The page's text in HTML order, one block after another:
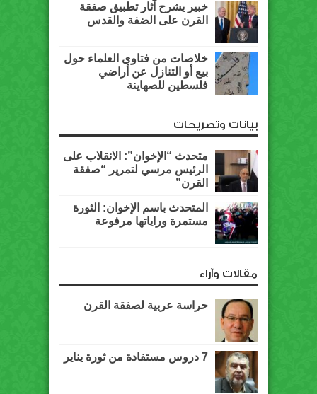
خبير يشرح آثار تطبيق صفقة
القرن على الضفة والقدس
خلاصات من فتاوى العلماء حول
بيع أو التنازل عن أراضي
فلسطين للصهاينة
بيانات وتصريحات
متحدث “الإخوان”: الانقلاب على
الرئيس مرسي لتمرير “صفقة
القرن”
المتحدث باسم الإخوان: الثورة
مستمرة وراياتها مرفوعة
مقالات وآراء
حراسة عربية لصفقة القرن
7 دروس مستفادة من ثورة يناير